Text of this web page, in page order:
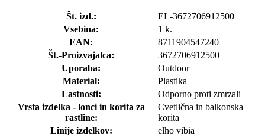
Št. izd.:
EL-3672706912500
Vsebina:
1 k.
EAN:
8711904547240
Št.-Proizvajalca:
3672706912500
Uporaba:
Outdoor
Material:
Plastika
Lastnosti:
Odporno proti zmrzali
Vrsta izdelka - lonci in korita za
rastline:
Cvetlična in balkonska
korita
Linije izdelkov:
elho vibia